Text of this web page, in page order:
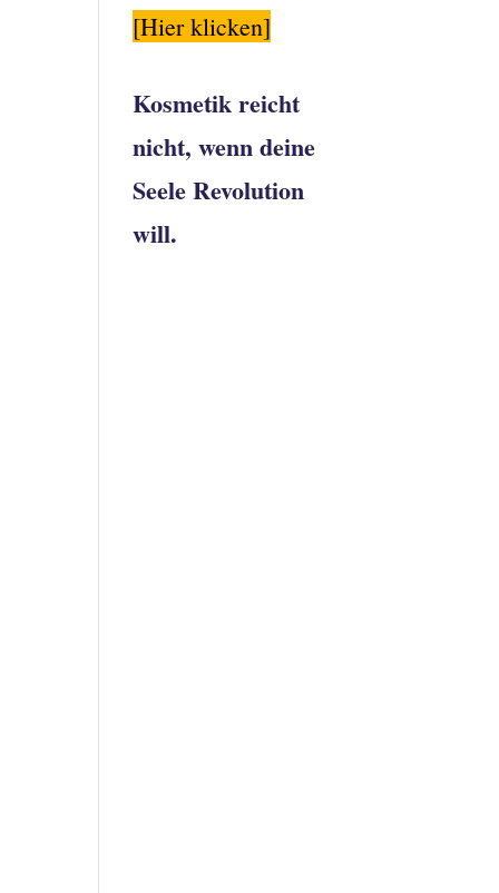
[Hier klicken]
Kosmetik reicht
nicht, wenn deine
Seele Revolution
will.